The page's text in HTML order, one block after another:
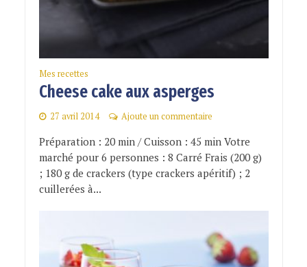
Mes recettes
Cheese cake aux asperges
27 avril 2014 Ajoute un commentaire
Préparation : 20 min / Cuisson : 45 min Votre
marché pour 6 personnes : 8 Carré Frais (200 g)
; 180 g de crackers (type crackers apéritif) ; 2
cuillerées à...